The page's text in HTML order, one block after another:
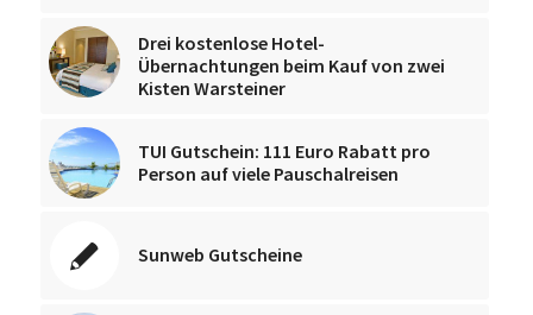
Drei kostenlose Hotel-
Übernachtungen beim Kauf von zwei
Kisten Warsteiner
TUI Gutschein: 111 Euro Rabatt pro
Person auf viele Pauschalreisen
Sunweb Gutscheine